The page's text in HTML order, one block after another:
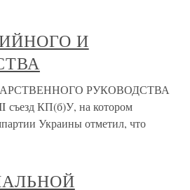
И
РУКОВОДСТВА
съезд КП(б)У, на котором
Украины отметил, что